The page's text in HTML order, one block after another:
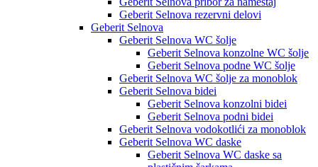
Geberit Selnova rezervni delovi
Geberit Selnova
Geberit Selnova WC šolje
Geberit Selnova konzolne WC šolje
Geberit Selnova podne WC šolje
Geberit Selnova WC šolje za monoblok
Geberit Selnova bidei
Geberit Selnova konzolni bidei
Geberit Selnova podni bidei
Geberit Selnova vodokotlići za monoblok
Geberit Selnova WC daske
Geberit Selnova WC daske sa